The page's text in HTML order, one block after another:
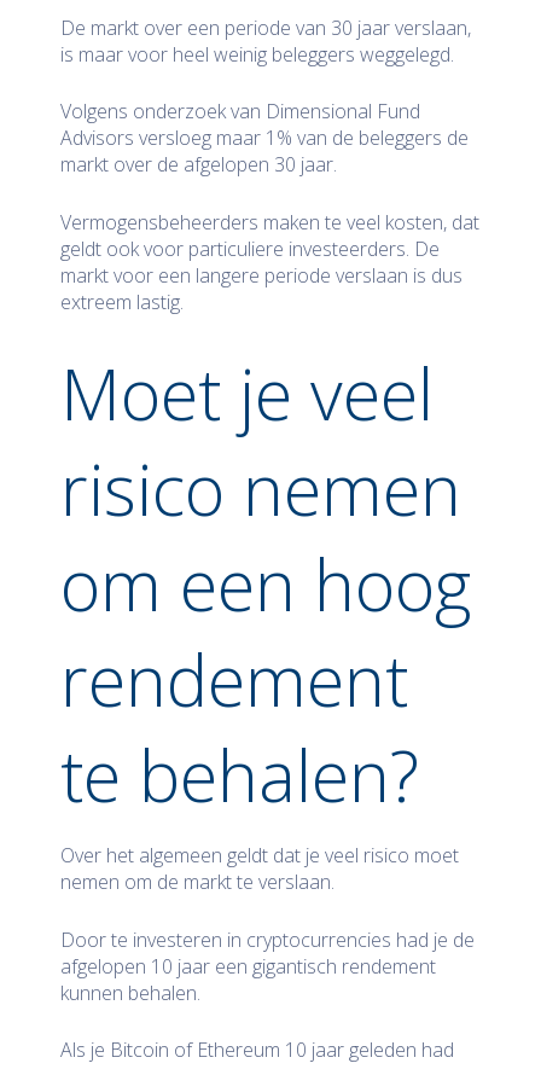
De markt over een periode van 30 jaar verslaan,
is maar voor heel weinig beleggers weggelegd.
Volgens onderzoek van Dimensional Fund
Advisors versloeg maar 1% van de beleggers de
markt over de afgelopen 30 jaar.
Vermogensbeheerders maken te veel kosten, dat
geldt ook voor particuliere investeerders. De
markt voor een langere periode verslaan is dus
extreem lastig.
Moet je veel
risico nemen
om een hoog
rendement
te behalen?
Over het algemeen geldt dat je veel risico moet
nemen om de markt te verslaan.
Door te investeren in cryptocurrencies had je de
afgelopen 10 jaar een gigantisch rendement
kunnen behalen.
Als je Bitcoin of Ethereum 10 jaar geleden had